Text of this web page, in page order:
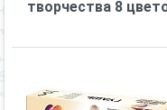
творчества 8